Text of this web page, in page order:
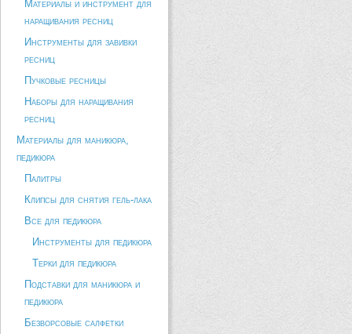
Материалы и инструмент для
наращивания ресниц
Инструменты для завивки
ресниц
Пучковые ресницы
Наборы для наращивания
ресниц
Материалы для маникюра,
педикюра
Палитры
Клипсы для снятия гель-лака
Все для педикюра
Инструменты для педикюра
Терки для педикюра
Подставки для маникюра и
педикюра
Безворсовые салфетки